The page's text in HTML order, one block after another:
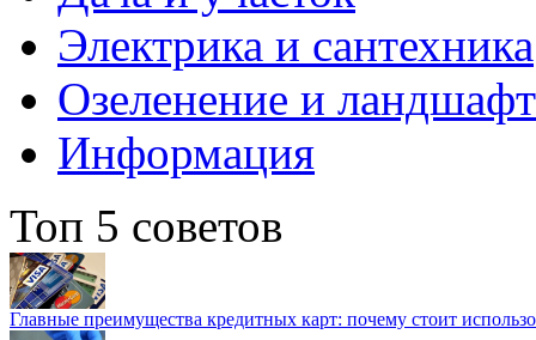
Электрика и сантехника
Озеленение и
Информация
Топ 5 советов
Главные преимущества кредитных карт: почему стоит